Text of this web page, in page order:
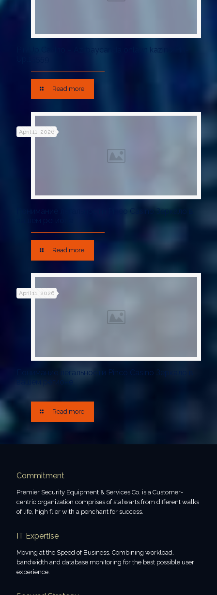
Pin Up Casino – Azrbaycanda onlayn kazino Pin-
Read more
April 11, 2026
Понимание легальности Pinco Casino Зеркало в
Read more
April 11, 2026
Понимание легальности Pinco Casino Зеркало в
вашем регионе
Read more
Commitment
Premier Security Equipment & Services Co. is a Customer-
centric organization comprises of stalwarts from different walks
of life, high flier with a penchant for success.
IT Expertise
Moving at the Speed of Business. Combining workload,
bandwidth and database monitoring for the best possible user
experience.